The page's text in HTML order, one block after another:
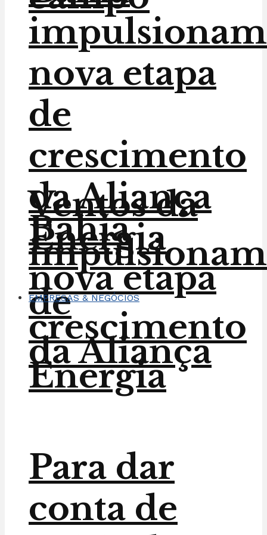
Ventos da
Bahia
impulsionam
nova etapa
de
crescimento
da Aliança
Energia
impulsionam
nova etapa
de
crescimento
da Aliança
Energia
EMPRESAS & NEGÓCIOS
Para dar
conta de